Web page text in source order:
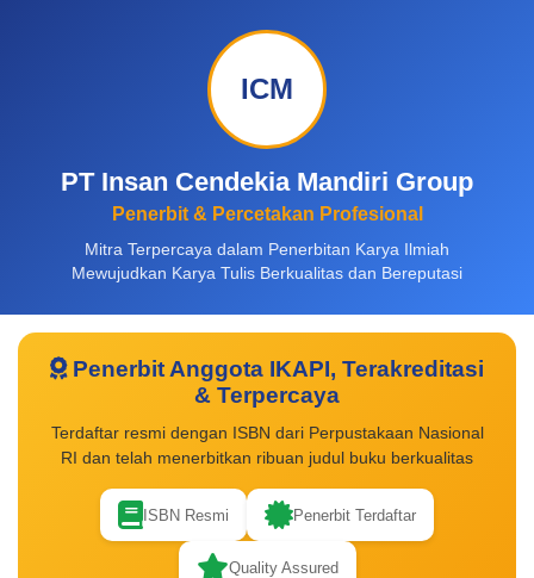
ICM
PT Insan Cendekia Mandiri Group
Penerbit & Percetakan Profesional
Mitra Terpercaya dalam Penerbitan Karya Ilmiah
Mewujudkan Karya Tulis Berkualitas dan Bereputasi
Penerbit Anggota IKAPI, Terakreditasi
& Terpercaya
Terdaftar resmi dengan ISBN dari Perpustakaan Nasional
RI dan telah menerbitkan ribuan judul buku berkualitas
ISBN Resmi Penerbit Terdaftar
Quality Assured